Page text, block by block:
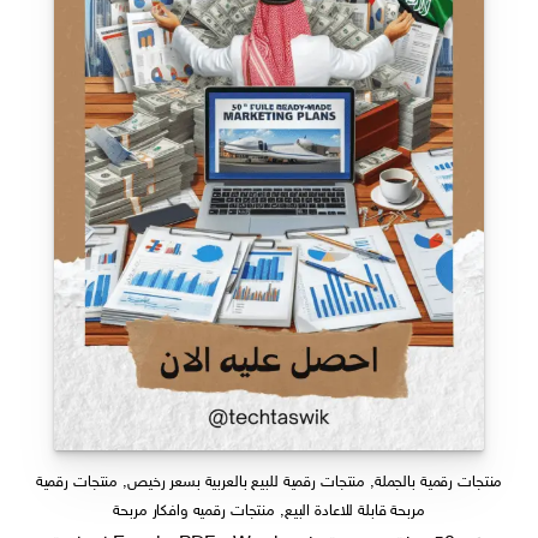
منتجات رقمية بالجملة, منتجات رقمية للبيع بالعربية بسعر رخيص, منتجات رقمية
مربحة قابلة للاعادة البيع, منتجات رقميه وافكار مربحة